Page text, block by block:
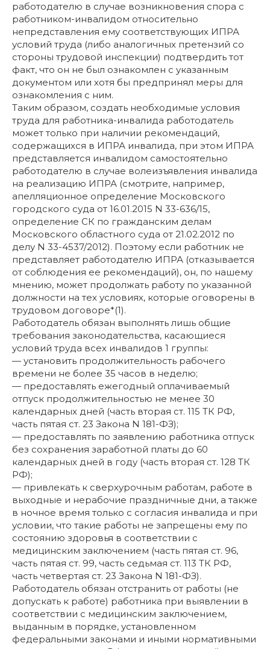
работодателю в случае возникновения спора с
работником-инвалидом относительно
непредставления ему соответствующих ИПРА
условий труда (либо аналогичных претензий со
стороны трудовой инспекции) подтвердить тот
факт, что он не был ознакомлен с указанным
документом или хотя бы предпринял меры для
ознакомления с ним.
Таким образом, создать необходимые условия
труда для работника-инвалида работодатель
может только при наличии рекомендаций,
содержащихся в ИПРА инвалида, при этом ИПРА
представляется инвалидом самостоятельно
работодателю в случае волеизъявления инвалида
на реализацию ИПРА (смотрите, например,
апелляционное определение Московского
городского суда от 16.01.2015 N 33-636/15,
определение СК по гражданским делам
Московского областного суда от 21.02.2012 по
делу N 33-4537/2012). Поэтому если работник не
представляет работодателю ИПРА (отказывается
от соблюдения ее рекомендаций), он, по нашему
мнению, может продолжать работу по указанной
должности на тех условиях, которые оговорены в
трудовом договоре*(1).
Работодатель обязан выполнять лишь общие
требования законодательства, касающиеся
условий труда всех инвалидов 1 группы:
— установить продолжительность рабочего
времени не более 35 часов в неделю;
— предоставлять ежегодный оплачиваемый
отпуск продолжительностью не менее 30
календарных дней (часть вторая ст. 115 ТК РФ,
часть пятая ст. 23 Закона N 181-ФЗ);
— предоставлять по заявлению работника отпуск
без сохранения заработной платы до 60
календарных дней в году (часть вторая ст. 128 ТК
РФ);
— привлекать к сверхурочным работам, работе в
выходные и нерабочие праздничные дни, а также
в ночное время только с согласия инвалида и при
условии, что такие работы не запрещены ему по
состоянию здоровья в соответствии с
медицинским заключением (часть пятая ст. 96,
часть пятая ст. 99, часть седьмая ст. 113 ТК РФ,
часть четвертая ст. 23 Закона N 181-ФЗ).
Работодатель обязан отстранить от работы (не
допускать к работе) работника при выявлении в
соответствии с медицинским заключением,
выданным в порядке, установленном
федеральными законами и иными нормативными